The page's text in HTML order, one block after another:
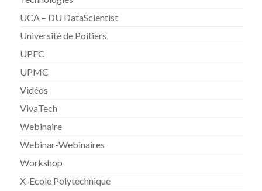
UCA – DU DataScientist
Université de Poitiers
UPEC
UPMC
Vidéos
VivaTech
Webinaire
Webinar-Webinaires
Workshop
X-Ecole Polytechnique